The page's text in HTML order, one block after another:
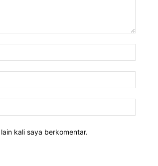
kali saya berkomentar.